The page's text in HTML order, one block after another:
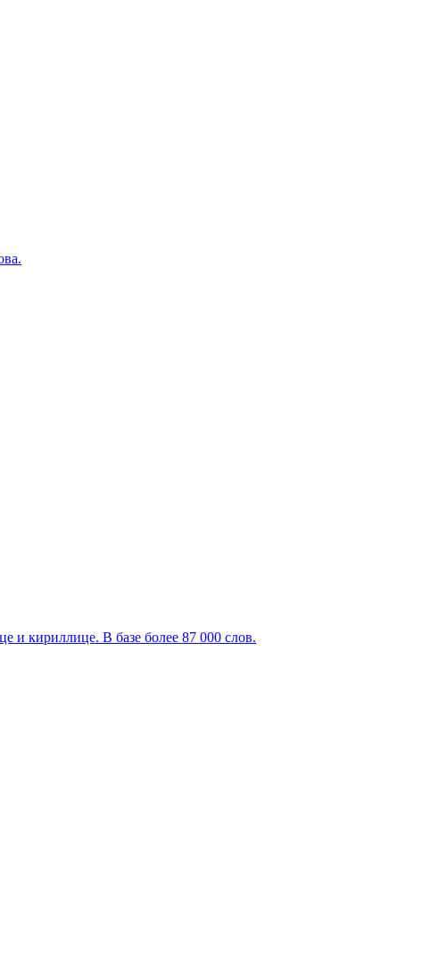
и кириллице. В базе более 87 000 слов.